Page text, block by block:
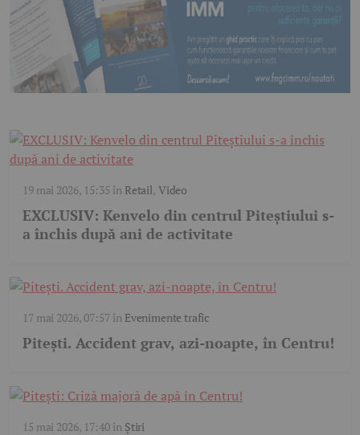
19 mai 2026, 15:35 în Retail, Video
EXCLUSIV: Kenvelo din centrul Piteștiului s-
a închis după ani de activitate
17 mai 2026, 07:57în Evenimente trafic
Pitești. Accident grav, azi-noapte, în Centru!
15 mai 2026, 17:40în Știri